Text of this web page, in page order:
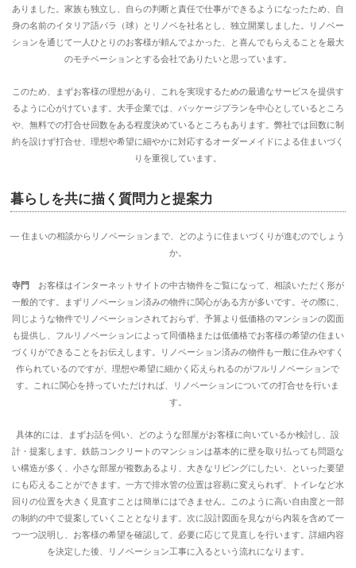
ありました。家族も独立し、自らの判断と責任で仕事ができるようになったため、自
身の名前のイタリア語パラ（球）とリノベを社名とし、独立開業しました。リノベー
ションを通じて一人ひとりのお客様が頼んでよかった、と喜んでもらえることを最大
のモチベーションとする会社でありたいと思っています。
このため、まずお客様の理想があり、これを実現するための最適なサービスを提供す
るように心がけています。大手企業では、パッケージプランを中心としているところ
や、無料での打合せ回数をある程度決めているところもあります。弊社では回数に制
約を設けず打合せ、理想や希望に細やかに対応するオーダーメイドによる住まいづく
りを重視しています。
暮らしを共に描く質問力と提案力
― 住まいの相談からリノベーションまで、どのように住まいづくりが進むのでしょう
か。
寺門
お客様はインターネットサイトの中古物件をご覧になって、相談いただく形が
一般的です。まずリノベーション済みの物件に関心がある方が多いです。その際に、
同じような物件でリノベーションされておらず、予算より低価格のマンションの図面
も提供し、フルリノベーションによって同価格または低価格でお客様の希望の住まい
づくりができることをお伝えします。リノベーション済みの物件も一般に住みやすく
作られているのですが、理想や希望に細かく応えられるのがフルリノベーションで
す。これに関心を持っていただければ、リノベーションについての打合せを行いま
す。
具体的には、まずお話を伺い、どのような部屋がお客様に向いているか検討し、設
計・提案します。鉄筋コンクリートのマンションは基本的に壁を取り払っても問題な
い構造が多く、小さな部屋が複数あるより、大きなリビングにしたい、といった要望
にも応えることができます。一方で排水管の位置は容易に変えられず、トイレなど水
回りの位置を大きく見直すことは簡単にはできません。このように高い自由度と一部
の制約の中で提案していくこととなります。次に設計図面を見ながら内装を含めて一
つ一つ説明し、お客様の希望を確認して、必要に応じて見直しを行います。詳細内容
を決定した後、リノベーション工事に入るという流れになります。